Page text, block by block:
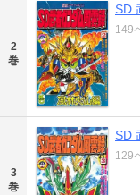
2
巻
SD
149
3
巻
SD
129